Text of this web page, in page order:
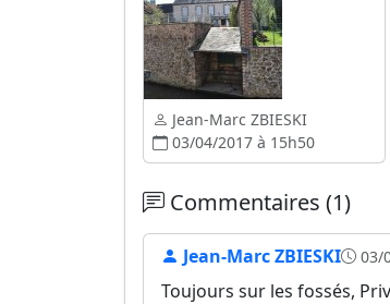
Jean-Marc ZBIESKI
03/04/2017 à 15h50
Commentaires (1)
Jean-Marc ZBIESKI 03/
Toujours sur les fossés,